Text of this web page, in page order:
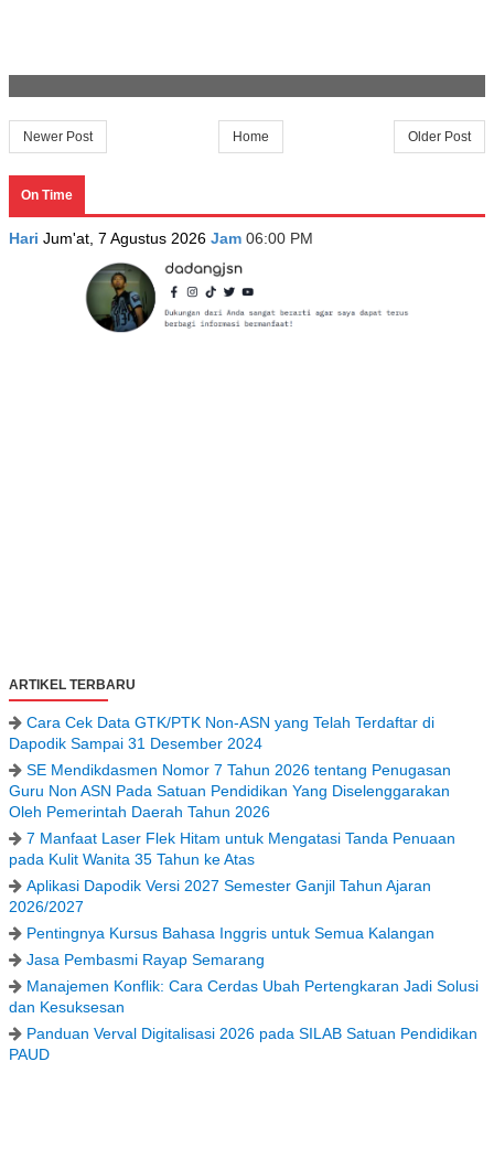
Newer Post Older Post
Home
On Time
Hari Jum'at, 7 Agustus 2026 Jam 06:00 PM
ARTIKEL TERBARU
Cara Cek Data GTK/PTK Non-ASN yang Telah Terdaftar di
Dapodik Sampai 31 Desember 2024
SE Mendikdasmen Nomor 7 Tahun 2026 tentang Penugasan
Guru Non ASN Pada Satuan Pendidikan Yang Diselenggarakan
Oleh Pemerintah Daerah Tahun 2026
7 Manfaat Laser Flek Hitam untuk Mengatasi Tanda Penuaan
pada Kulit Wanita 35 Tahun ke Atas
Aplikasi Dapodik Versi 2027 Semester Ganjil Tahun Ajaran
2026/2027
Pentingnya Kursus Bahasa Inggris untuk Semua Kalangan
Jasa Pembasmi Rayap Semarang
Manajemen Konflik: Cara Cerdas Ubah Pertengkaran Jadi Solusi
dan Kesuksesan
Panduan Verval Digitalisasi 2026 pada SILAB Satuan Pendidikan
PAUD